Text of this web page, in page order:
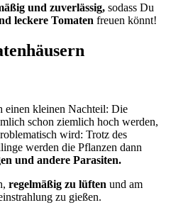
und zuverlässig, sodass Du
leckere Tomaten freuen könnt!
einen kleinen Nachteil: Die
schon ziemlich hoch werden,
wird: Trotz des
werden die Pflanzen dann
und andere Parasiten.
regelmäßig zu lüften und am
zu gießen.